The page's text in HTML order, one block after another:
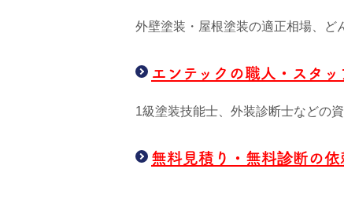
外壁塗装・屋根塗装の適正相場、ど
エンテックの職人・スタッ
1級塗装技能士、外装診断士などの
無料見積り・無料診断の依